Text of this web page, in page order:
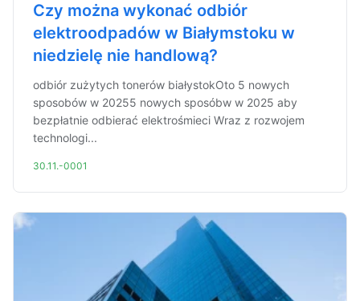
Czy można wykonać odbiór
elektroodpadów w Białymstoku w
niedzielę nie handlową?
odbiór zużytych tonerów białystokOto 5 nowych
sposobów w 20255 nowych sposóbw w 2025 aby
bezpłatnie odbierać elektrośmieci Wraz z rozwojem
technologi...
30.11.-0001